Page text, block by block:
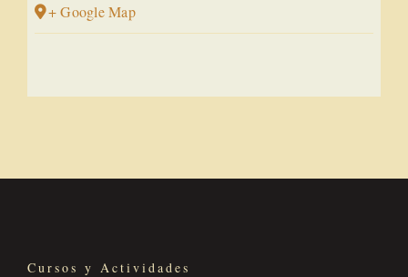
+ Google Map
Cursos y Actividades